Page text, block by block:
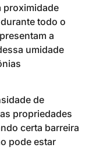
proximidade
todo o
a
umidade
de
propriedades
certa barreira
pode estar